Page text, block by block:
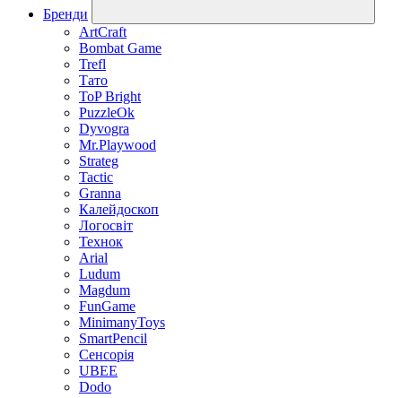
Бренди
ArtCraft
Bombat Game
Trefl
Тато
ToP Bright
PuzzleOk
Dyvogra
Mr.Playwood
Strateg
Tactic
Granna
Калейдоскоп
Логосвіт
Технок
Arial
Ludum
Magdum
FunGame
MinimanyToys
SmartPencil
Сенсорія
UBEE
Dodo